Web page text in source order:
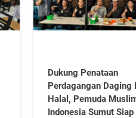
Dukung Penataan
Perdagangan Daging
Halal, Pemuda
Indonesia Sumut Siap